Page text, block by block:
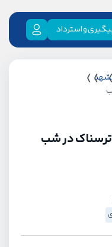
و استرداد
در شب